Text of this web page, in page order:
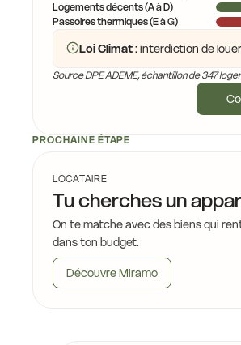
Logements décents (A à D)
Passoires thermiques (E à G)
Loi Climat: interdiction de
Source DPE ADEME, échantillon de 347
PROCHAINE ÉTAPE
LOCATAIRE
Tu cherches un
On te matche avec des biens qui
dans ton budget.
Découvre Miramo